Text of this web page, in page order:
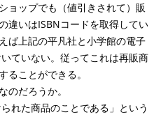
ョップでも（値引きされて）販
違いはISBNコードを取得してい
ば上記の平凡社と小学館の電子
ていない。従ってこれは再販商
ることができる。
だろうか。
れた商品のことである」という